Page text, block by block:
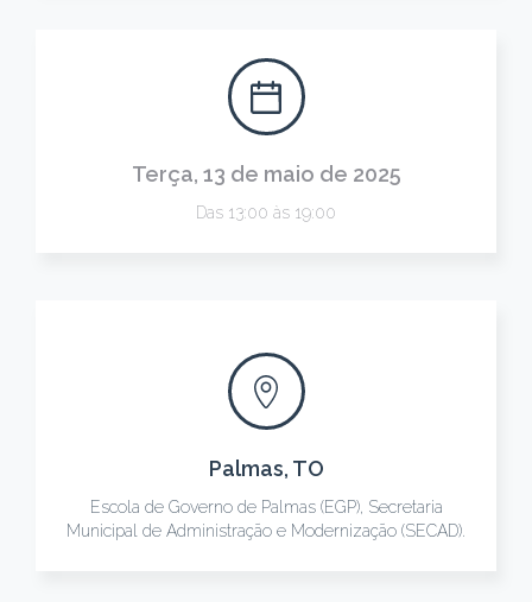
Terça, 13 de maio de 2025
Das 13:00 às 19:00
Palmas, TO
Escola de Governo de Palmas (EGP), Secretaria
Municipal de Administração e Modernização (SECAD).